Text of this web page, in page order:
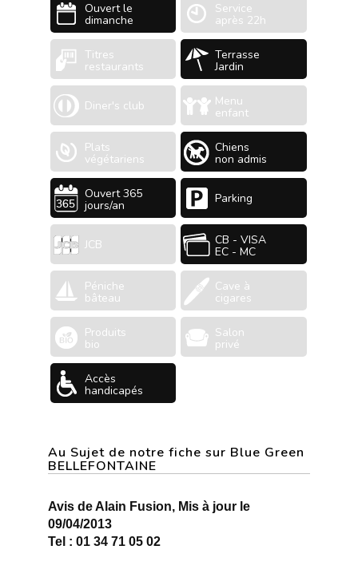
Ouvert le
dimanche
Service
après 22h
Titres
restaurants
Terrasse
Jardin
Diner's club Menu
enfant
Plats
végétariens
Chiens
non admis
Ouvert 365
jours/an Parking
JCB CB - VISA
EC - MC
Péniche
bâteau
Cave à
cigares
Produits
bio
Salon
privé
Accès
handicapés
Au Sujet de notre fiche sur Blue Green
BELLEFONTAINE
Avis de Alain Fusion, Mis à jour le
09/04/2013
Tel : 01 34 71 05 02